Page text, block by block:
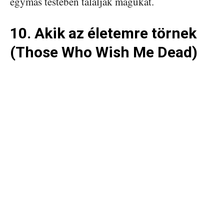
10. Akik az életemre törnek
(Those Who Wish Me Dead)